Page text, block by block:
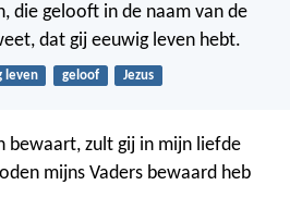
die gelooft in de naam van de
dat gij eeuwig leven hebt.
leven geloof Jezus
bewaart, zult gij in mijn liefde
mijns Vaders bewaard heb